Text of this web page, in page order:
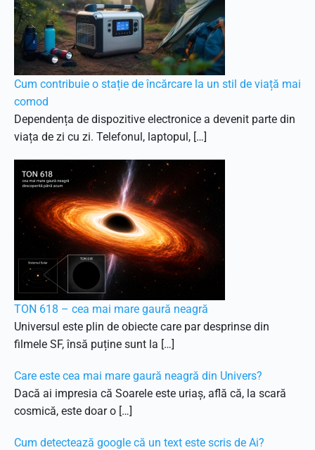
Cum contribuie o stație de încărcare la un stil de viață mai
comod
Dependența de dispozitive electronice a devenit parte din
viața de zi cu zi. Telefonul, laptopul, […]
TON 618 – cea mai mare gaură neagră
Universul este plin de obiecte care par desprinse din
filmele SF, însă puține sunt la […]
Care este cea mai mare gaură neagră din Univers?
Dacă ai impresia că Soarele este uriaș, află că, la scară
cosmică, este doar o […]
Cum detectează google că un text este scris de Ai?